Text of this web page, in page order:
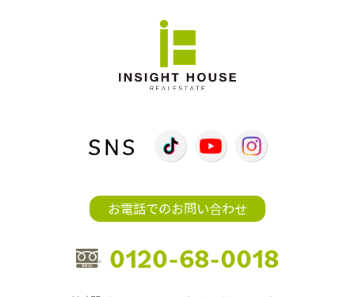
SNS
お電話でのお問い合わせ
0120-68-0018